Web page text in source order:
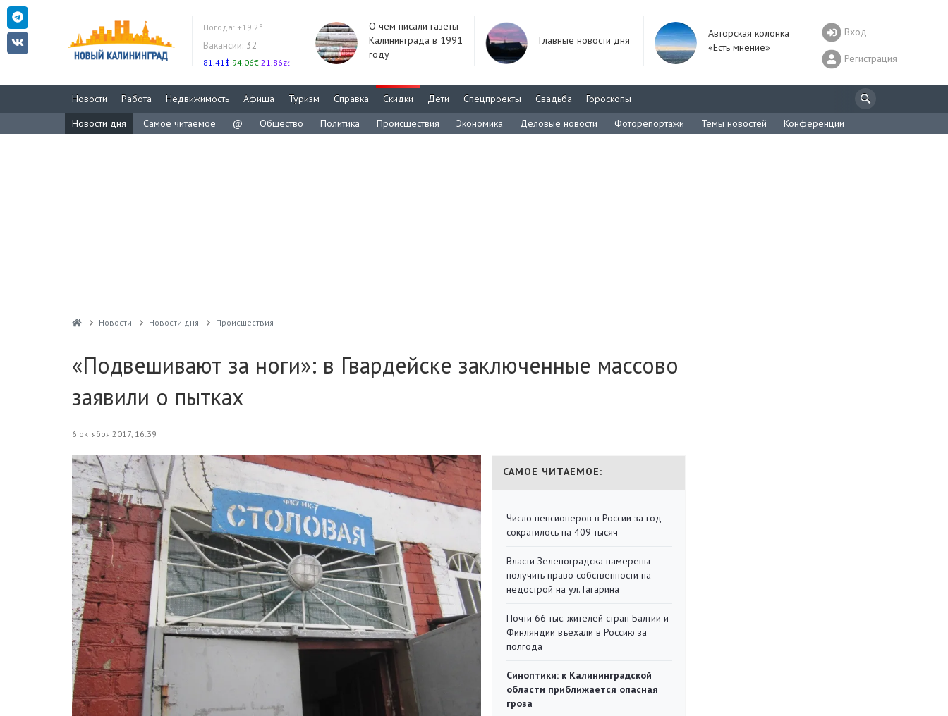
Погода: +19.2°
Вакансии: 32
81.41$ 94.06€ 21.86zł
О чём писали газеты
Калининграда в 1991
году
Главные новости дня
Авторская колонка
«Есть мнение»
Вход
Регистрация
Новости Работа Недвижимость Афиша Туризм Справка Скидки Дети Спецпроекты Свадьба
Гороскопы
Новости дня
Самое читаемое @ Общество Политика Происшествия Экономика Деловые новости Фоторепортажи Темы новостей Конференции
Новости Новости дня Проиcшествия
«Подвешивают за ноги»: в Гвардейске заключенные массово
заявили о пытках
6 октября 2017, 16:39
САМОЕ ЧИТАЕМОЕ:
Число пенсионеров в России за год
сократилось на 409 тысяч
Власти Зеленоградска намерены
получить право собственности на
недострой на ул. Гагарина
Почти 66 тыс. жителей стран Балтии и
Финляндии въехали в Россию за
полгода
Синоптики: к Калининградской
области приближается опасная
гроза